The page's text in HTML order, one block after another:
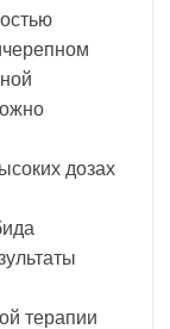
дозах
терапии